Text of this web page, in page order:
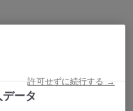
ータ
許可せずに続行する →